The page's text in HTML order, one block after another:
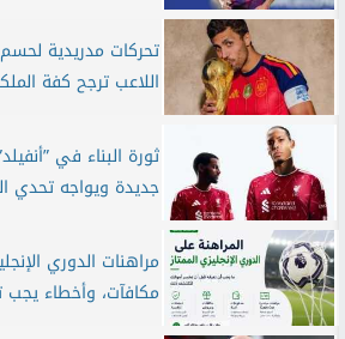
تحركات مدريدية
اللاعب ترجح كفة
ثورة البناء في
جديدة ويواجه تحدي
مراهنات الدوري
مكافآت، وأخطاء يجب